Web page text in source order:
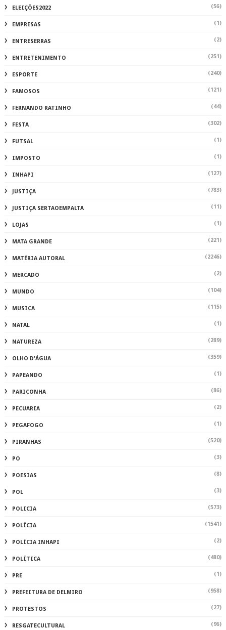
ELEIÇÕES2022 (56)
EMPRESAS (1)
ENTRESERRAS (2)
ENTRETENIMENTO (251)
ESPORTE (240)
FAMOSOS (121)
FERNANDO RATINHO (44)
FESTA (302)
FUTSAL (1)
IMPOSTO (1)
INHAPI (127)
JUSTIÇA (783)
JUSTIÇA SERTAOEMPALTA (11)
LOJAS (1)
MATA GRANDE (221)
MATÉRIA AUTORAL (2246)
MERCADO (2)
MUNDO (104)
MUSICA (115)
NATAL (1)
NATUREZA (289)
OLHO D'ÁGUA (359)
PAPEANDO (1)
PARICONHA (86)
PECUARIA (2)
PEGAFOGO (1)
PIRANHAS (520)
PO (3)
POESIAS (8)
POL (3)
POLICIA (573)
POLÍCIA (1541)
POLÍCIA INHAPI (2)
POLÍTICA (480)
PRE (1)
PREFEITURA DE DELMIRO (958)
PROTESTOS (27)
RESGATECULTURAL (96)